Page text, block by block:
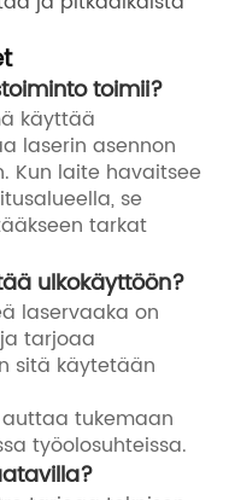
toimii?
käyttää
laserin asennon
Kun laite havaitsee
se
tarkat
ulkokäyttöön?
laservaaka on
tarjoaa
sitä käytetään
tukemaan
työolosuhteissa.